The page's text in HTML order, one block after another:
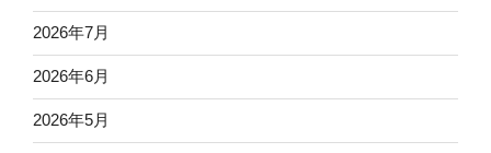
2026年7月
2026年6月
2026年5月